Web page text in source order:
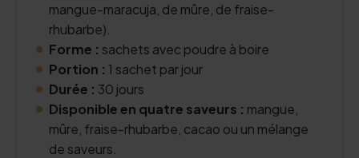
mangue-maracuja, de mûre, de fraise-
rhubarbe).
Forme : sachets avec poudre à boire
Portion : 1 sachet par jour
Durée : 30 jours
Disponible en quatre saveurs : mangue,
mûre, fraise-rhubarbe, cacao ou un mélange
de saveurs.